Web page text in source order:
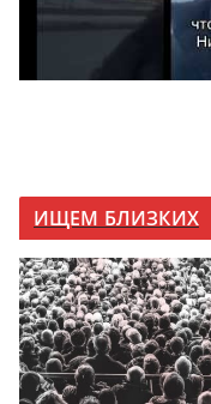
ИЩЕМ БЛИЗКИХ